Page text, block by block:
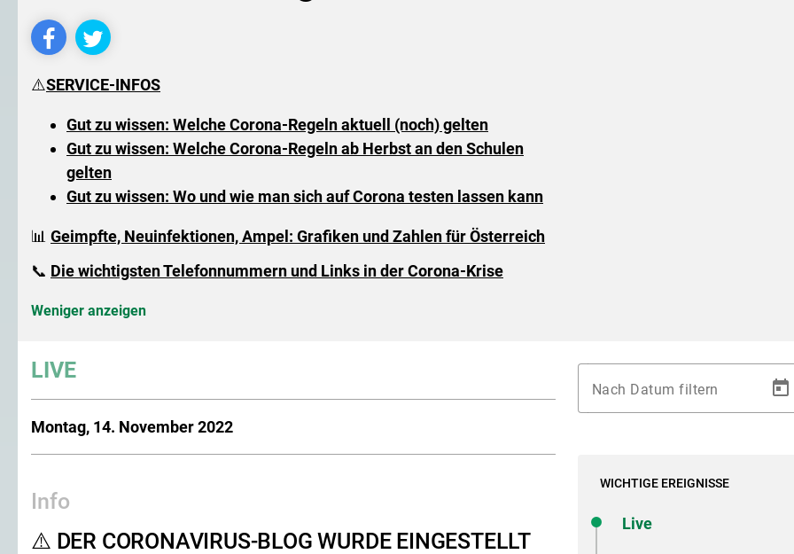
⚠️SERVICE-INFOS
Gut zu wissen: Welche Corona-Regeln aktuell (noch) gelten
Gut zu wissen: Welche Corona-Regeln ab Herbst an den Schulen
gelten
Gut zu wissen: Wo und wie man sich auf Corona testen lassen kann
📊 Geimpfte, Neuinfektionen, Ampel: Grafiken und Zahlen für Österreich
📞 Die wichtigsten Telefonnummern und Links in der Corona-Krise
Weniger anzeigen
LIVE
Montag, 14. November 2022
Info
⚠️ DER CORONAVIRUS-BLOG WURDE EINGESTELLT
Nach Datum filtern
WICHTIGE EREIGNISSE
Live